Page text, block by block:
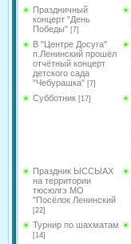
Праздничный
концерт "День
Победы" [7]
В "Центре Досуга"
п.Ленинский прошёл
отчётный концерт
детского сада
"Чебурашка" [7]
Субботник [17]
Праздник ЫССЫАХ
на территории
тюсюлгэ МО
"Посёлок Ленинский
[22]
Турнир по шахматам
[14]